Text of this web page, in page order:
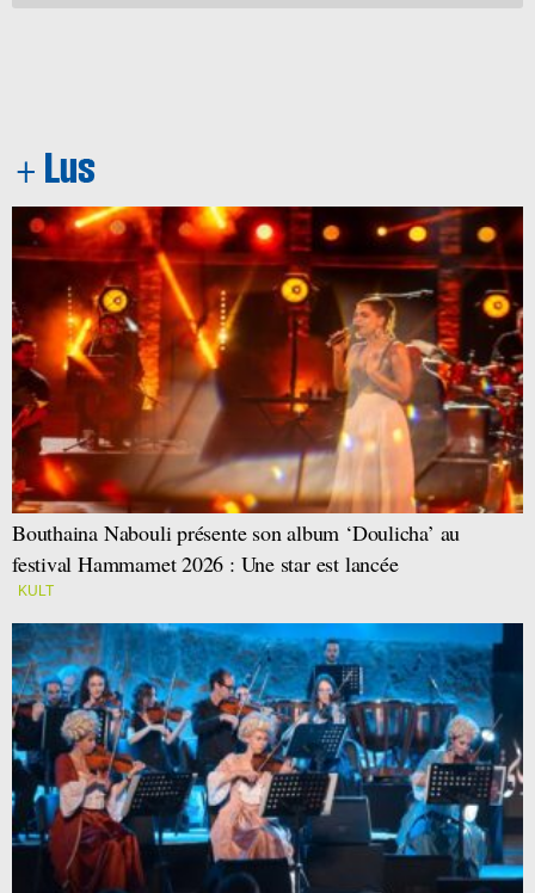
Bouthaina Nabouli présente son album ‘Doulicha’ au
festival Hammamet 2026 : Une star est lancée
KULT